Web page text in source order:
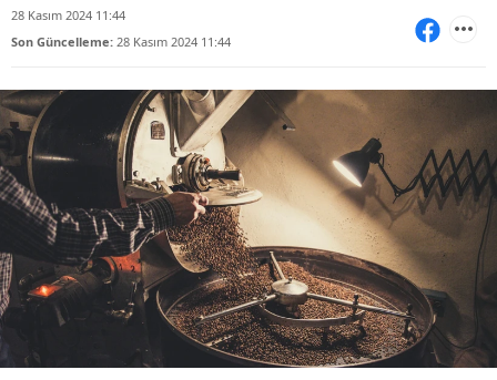
28 Kasım 2024 11:44
Son Güncelleme: 28 Kasım 2024 11:44